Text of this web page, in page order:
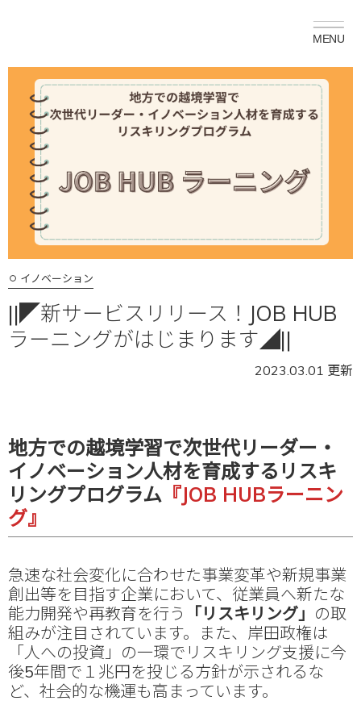
イノベーション
||◤新サービスリリース！JOB HUB
ラーニングがはじまります◢||
2023.03.01 更新
地方での越境学習で次世代リーダー・
イノベーション人材を育成するリスキ
リングプログラム 『JOB HUBラーニン
グ』
急速な社会変化に合わせた事業変革や新規事業
創出等を目指す企業において、従業員へ新たな
能力開発や再教育を行う
「リスキリング」 の取
組みが注目されています。また、岸田政権は
「人への投資」の一環でリスキリング支援に今
後5年間で１兆円を投じる方針が示されるな
ど、社会的な機運も高まっています。